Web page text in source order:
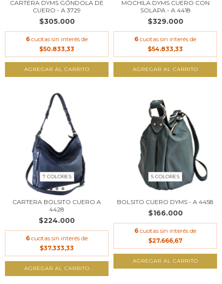
CARTERA DYMS GÓNDOLA DE
CUERO - A 3729
$305.000
6 cuotas sin interés de
$50.833,33
AGREGAR AL CARRITO
MOCHILA DYMS CUERO CON
SOLAPA - A 4418
$329.000
6 cuotas sin interés de
$54.833,33
AGREGAR AL CARRITO
7 COLORES
CARTERA BOLSITO CUERO A
4428
$224.000
6 cuotas sin interés de
$37.333,33
AGREGAR AL CARRITO
5 COLORES
BOLSITO CUERO DYMS - A 4458
$166.000
6 cuotas sin interés de
$27.666,67
AGREGAR AL CARRITO